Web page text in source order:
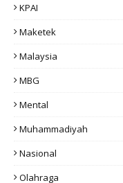
KPAI
Maketek
Malaysia
MBG
Mental
Muhammadiyah
Nasional
Olahraga